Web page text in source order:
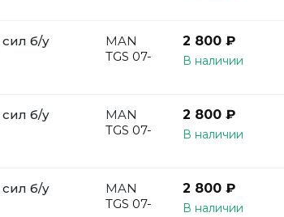
б/у
MAN
TGS 07-
2 800 ₽
В наличии
б/у
MAN
TGS 07-
2 800 ₽
В наличии
б/у
MAN
TGS 07-
2 800 ₽
В наличии